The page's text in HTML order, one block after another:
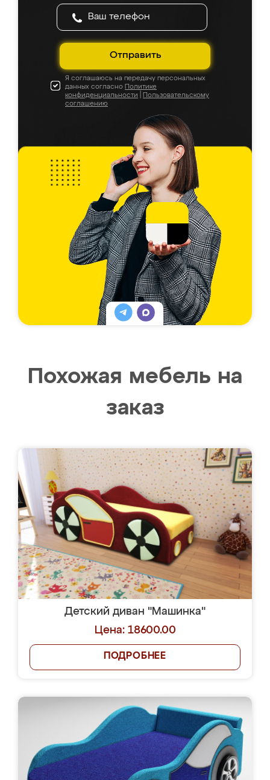
Отправить
Я соглашаюсь на передачу персональных
данных согласно Политике
конфиденциальности
Пользовательскому
соглашению
Похожая мебель на
заказ
Детский диван "Машинка"
Цена: 18600.00
ПОДРОБНЕЕ